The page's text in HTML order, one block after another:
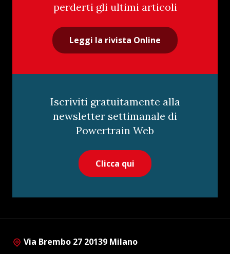
perderti gli ultimi articoli
Leggi la rivista Online
Iscriviti gratuitamente alla
newsletter settimanale di
Powertrain Web
Clicca qui
Via Brembo 27 20139 Milano